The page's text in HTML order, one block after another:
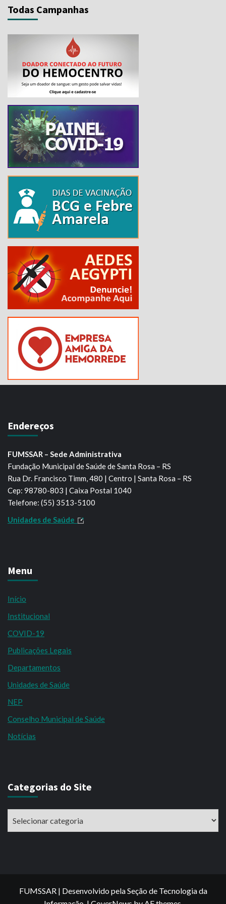
Todas Campanhas
Endereços
FUMSSAR – Sede Administrativa
Fundação Municipal de Saúde de Santa Rosa – RS
Rua Dr. Francisco Timm, 480 | Centro | Santa Rosa – RS
Cep: 98780-803 | Caixa Postal 1040
Telefone: (55) 3513-5100
Unidades de Saúde
Menu
Início
Institucional
COVID-19
Publicações Legais
Departamentos
Unidades de Saúde
NEP
Conselho Municipal de Saúde
Notícias
Categorias do Site
FUMSSAR | Desenvolvido pela Seção de Tecnologia da